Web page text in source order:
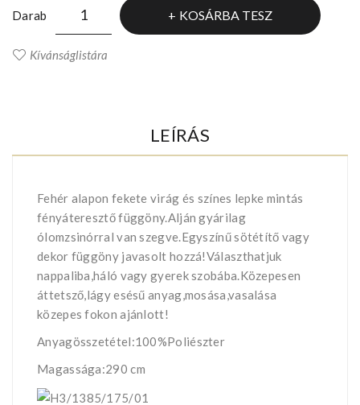
Darab KOSÁRBA TESZ
Kívánságlistára
LEÍRÁS
Fehér alapon fekete virág és színes lepke mintás
fényáteresztő függöny.Alján gyárilag
ólomzsinórral van szegve.Egyszínű sötétítő vagy
dekor függöny javasolt hozzá!Választhatjuk
nappaliba,háló vagy gyerek szobába.Közepesen
áttetsző,lágy esésű anyag,mosása,vasalása
közepes fokon ajánlott!
Anyagösszetétel:100%Poliészter
Magassága:290 cm